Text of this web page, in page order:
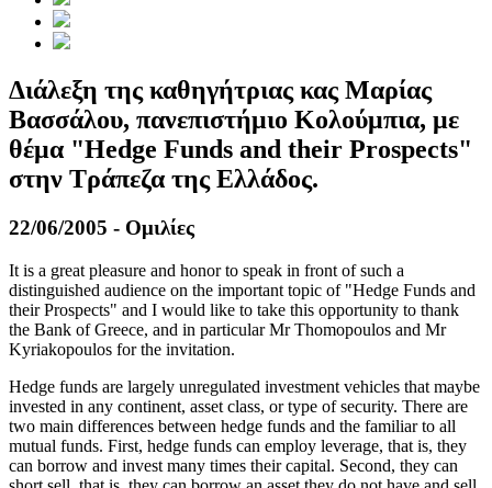
Διάλεξη της καθηγήτριας κας Μαρίας
Βασσάλου, πανεπιστήμιο Κολούμπια, με
θέμα "Hedge Funds and their Prospects"
στην Τράπεζα της Ελλάδος.
22/06/2005 - Ομιλίες
It is a great pleasure and honor to speak in front of such a
distinguished audience on the important topic of "Hedge Funds and
their Prospects" and I would like to take this opportunity to thank
the Bank of Greece, and in particular Mr Thomopoulos and Mr
Kyriakopoulos for the invitation.
Hedge funds are largely unregulated investment vehicles that maybe
invested in any continent, asset class, or type of security. There are
two main differences between hedge funds and the familiar to all
mutual funds. First, hedge funds can employ leverage, that is, they
can borrow and invest many times their capital. Second, they can